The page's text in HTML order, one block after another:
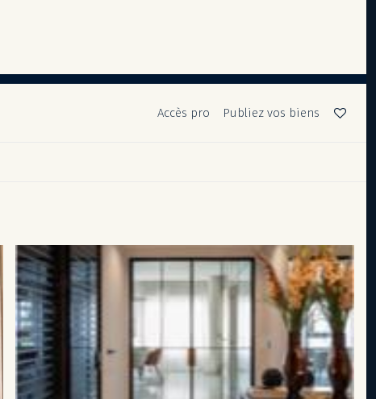
Accès pro Publiez vos biens